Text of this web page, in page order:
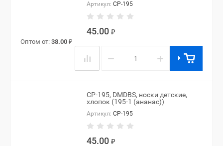
Артикул: CP-195
45.00 ₽
Оптом от: 38.00 ₽
− +
CP-195, DMDBS, носки детские,
хлопок (195-1 (ананас))
Артикул: CP-195
45.00 ₽